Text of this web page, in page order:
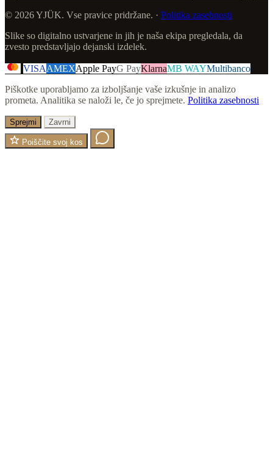
© 2026 YJÜK. Vse pravice pridržane. · Politika zasebnosti
Slike so digitalno ustvarjene in jih je naša ekipa pregledala, da
zvesto predstavljajo dejanski izdelek.
VISAAMEXApple PayG PayKlarnaMB WAYMultibanco
Piškotke uporabljamo za izboljšanje vaše izkušnje in analizo
prometa. Analitika se naloži le, če jo sprejmete. Politika zasebnosti
Sprejmi Zavrni
Poiščite svoj kos